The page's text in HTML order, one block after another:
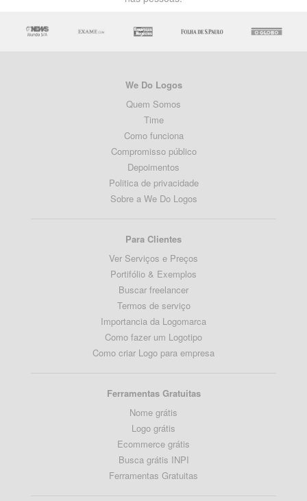
We Do Logos
Quem Somos
Time
Como funciona
Compromisso público
Depoimentos
Politica de privacidade
Sobre a We Do Logos
Para Clientes
Ver Serviços e Preços
Portifólio & Exemplos
Buscar freelancer
Termos de serviço
Importancia da Logomarca
Como fazer um Logotipo
Como criar Logo para empresa
Ferramentas Gratuitas
Nome grátis
Logo grátis
Ecommerce grátis
Busca grátis INPI
Ferramentas Gratuitas